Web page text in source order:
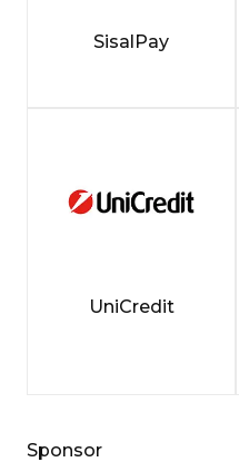
SisalPay
UniCredit
Sponsor